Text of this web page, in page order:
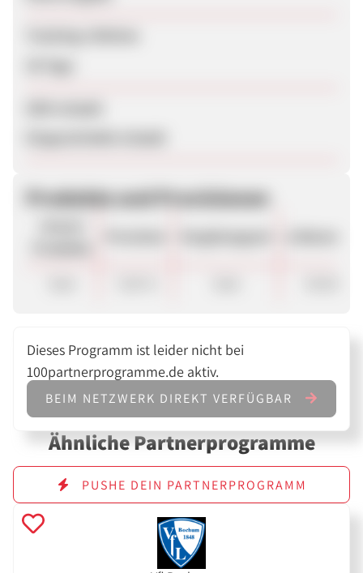
Produkte und Provisionen
Dieses Programm ist leider nicht bei
100partnerprogramme.de aktiv.
BEIM NETZWERK DIREKT VERFÜGBAR
Ähnliche Partnerprogramme
PUSHE DEIN PARTNERPROGRAMM